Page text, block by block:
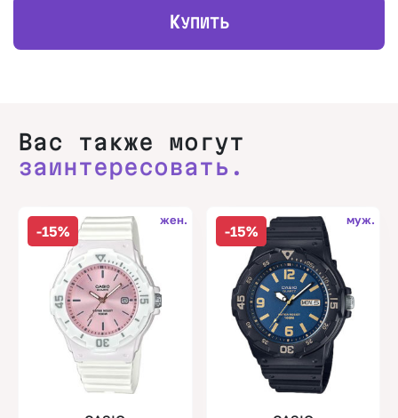
КУПИТЬ
Вас также могут
заинтересовать.
-15%
жен.
-15%
муж.